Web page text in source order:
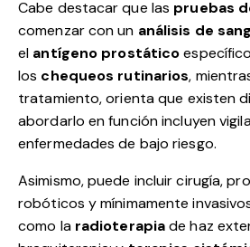
Cabe destacar que las pruebas
comenzar con un análisis de
el antígeno prostático
los chequeos rutinarios,
tratamiento, orienta que existen
abordarlo en función incluyen
enfermedades de bajo riesgo.
Asimismo, puede incluir cirugía,
robóticos y mínimamente
como la radioterapiade haz